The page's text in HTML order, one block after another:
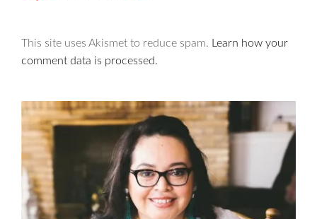
This site uses Akismet to reduce spam.
Learn how your
comment data is processed.